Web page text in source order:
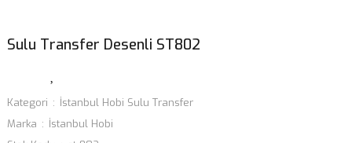
Sulu Transfer Desenli ST802
Kategori
İstanbul Hobi Sulu Transfer
Marka
İstanbul Hobi